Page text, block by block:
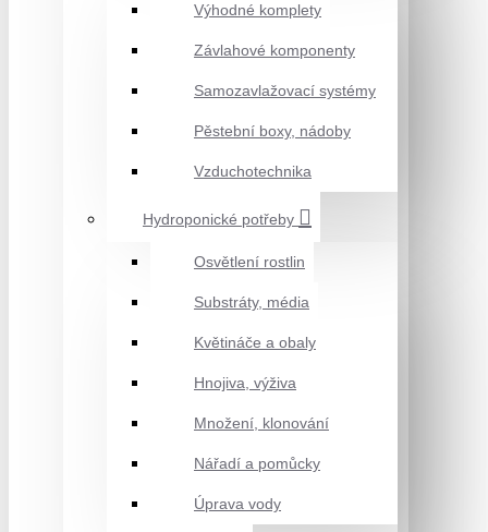
Výhodné komplety
Závlahové komponenty
Samozavlažovací systémy
Pěstební boxy, nádoby
Vzduchotechnika
Hydroponické potřeby
Osvětlení rostlin
Substráty, média
Květináče a obaly
Hnojiva, výživa
Množení, klonování
Nářadí a pomůcky
Úprava vody